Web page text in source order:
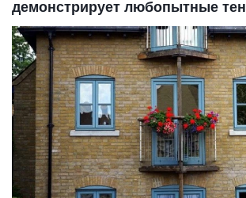
демонстрирует любопытные